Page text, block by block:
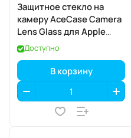
Защитное стекло на
камеру AceCase Camera
Lens Glass для Apple
iPhone 17 Air
Доступно
В корзину